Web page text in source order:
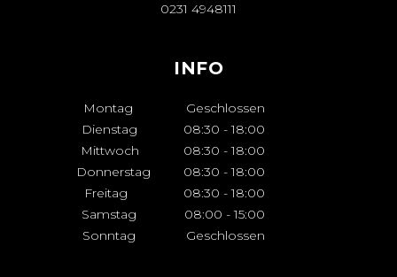
0231 4948111
INFO
Montag
Geschlossen
Dienstag
08:30 - 18:00
Mittwoch
08:30 - 18:00
Donnerstag
08:30 - 18:00
Freitag
08:30 - 18:00
Samstag
08:00 - 15:00
Sonntag
Geschlossen